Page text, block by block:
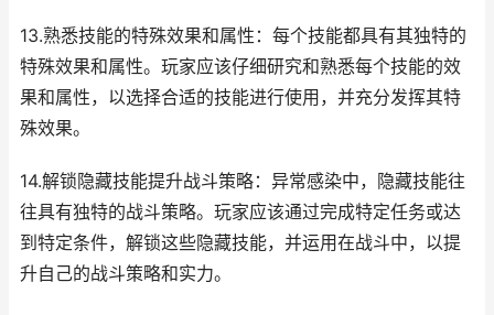
13.熟悉技能的特殊效果和属性：每个技能都具有其独特的
特殊效果和属性。玩家应该仔细研究和熟悉每个技能的效
果和属性，以选择合适的技能进行使用，并充分发挥其特
殊效果。
14.解锁隐藏技能提升战斗策略：异常感染中，隐藏技能往
往具有独特的战斗策略。玩家应该通过完成特定任务或达
到特定条件，解锁这些隐藏技能，并运用在战斗中，以提
升自己的战斗策略和实力。